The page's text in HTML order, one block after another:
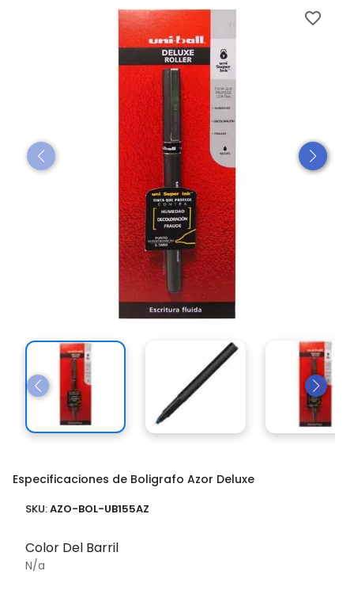
Especificaciones de Boligrafo Azor Deluxe
SKU:AZO-BOL-UB155AZ
Color Del Barril
N/a